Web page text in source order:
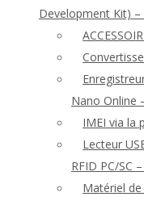
Development Kit) –
Nano Online
IMEI via la
Lecteur
RFID PC/SC
Matériel de